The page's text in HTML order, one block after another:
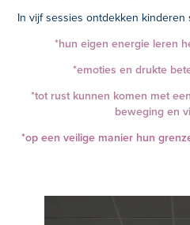
In vijf sessies ontdekken
*hun eigen energie leren
*emoties en drukte
*tot rust kunnen komen met
beweging en
*op een veilige manier hun